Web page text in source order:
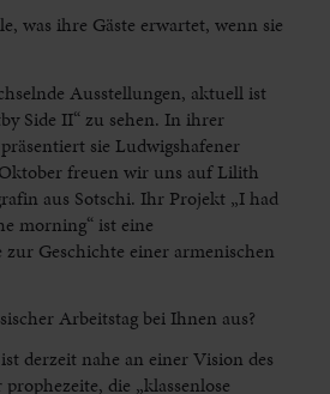
was ihre Gäste erwartet, wenn sie
Ausstellungen, aktuell ist
Side II“ zu sehen. In ihrer
sie Ludwigshafener
freuen wir uns auf Lilith
aus Sotschi. Ihr Projekt „I had
morning“ ist eine
Geschichte einer armenischen
Arbeitstag bei Ihnen aus?
derzeit nahe an einer Vision des
die „klassenlose